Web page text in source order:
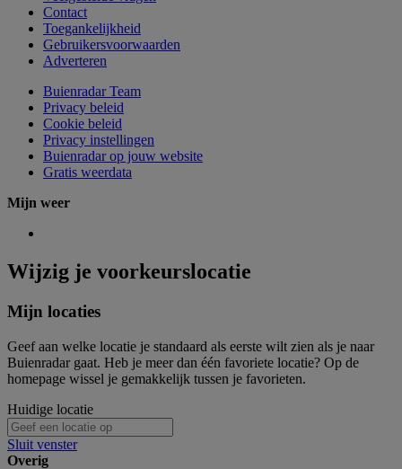
Contact
Toegankelijkheid
Gebruikersvoorwaarden
Adverteren
Buienradar Team
Privacy beleid
Cookie beleid
Privacy instellingen
Buienradar op jouw website
Gratis weerdata
Mijn weer
Wijzig je voorkeurslocatie
Mijn locaties
Geef aan welke locatie je standaard als eerste wilt zien als je naar
Buienradar gaat. Heb je meer dan één favoriete locatie? Op de
homepage wissel je gemakkelijk tussen je favorieten.
Huidige locatie
Sluit venster
Overig